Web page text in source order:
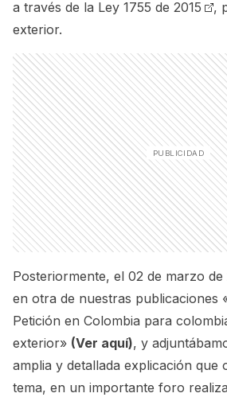
a través de la Ley 1755 de 2015
,
exterior.
Posteriormente, el 02 de marzo
en otra de nuestras publicaciones
Petición en Colombia para
exterior» (Ver aquí), y
amplia y detallada explicación que
tema, en un importante foro